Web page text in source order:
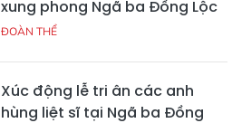
xung phong Ngã ba Đồng Lộc
ĐOÀN THỂ
Xúc động lễ tri ân các anh
hùng liệt sĩ tại Ngã ba Đồng